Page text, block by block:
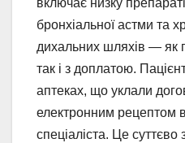
включає низку
бронхіальної астми та
дихальних шляхів — як
так і з доплатою.
аптеках, що уклали
електронним рецептом
спеціаліста. Це